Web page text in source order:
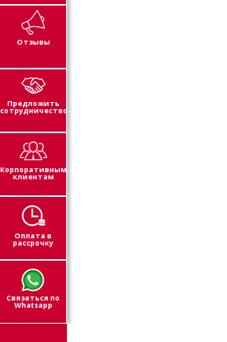
Отзывы
Предложить
сотрудничество
Корпоративным
клиентам
Оплата в
рассрочку
Связаться по
Whatsapp